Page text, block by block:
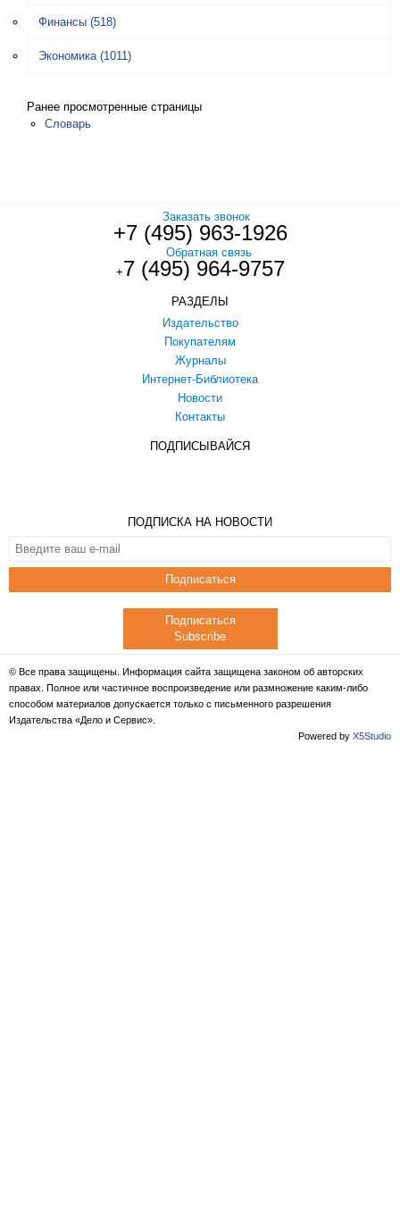
Финансы (518)
Экономика (1011)
Ранее просмотренные страницы
Словарь
Заказать звонок
+7 (495) 963-1926
Обратная связь
+7 (495) 964-9757
РАЗДЕЛЫ
Издательство
Покупателям
Журналы
Интернет-Библиотека
Новости
Контакты
ПОДПИСЫВАЙСЯ
ПОДПИСКА НА НОВОСТИ
Подписаться
Подписаться
Subscribe
© Все права защищены. Информация сайта защищена законом об авторских
правах. Полное или частичное воспроизведение или размножение каким-либо
способом материалов допускается только с письменного разрешения
Издательства «Дело и Сервис».
Powered by X5Studio